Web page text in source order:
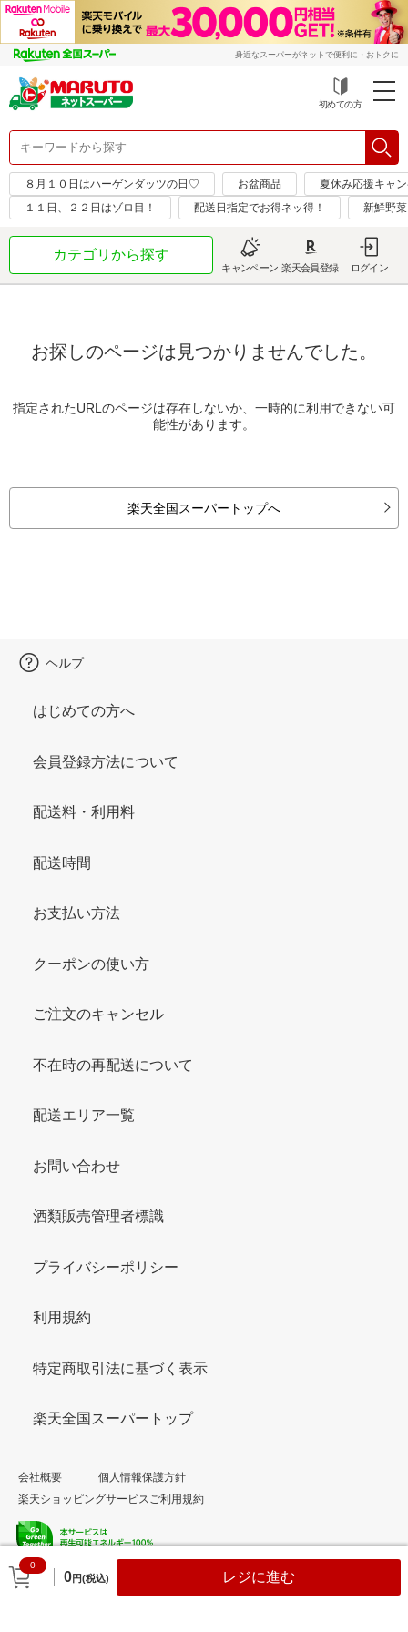
身近なスーパーがネットで便利に・おトクに
初めての方
８月１０日はハーゲンダッツの日♡ お盆商品
夏休み応援キャ
１１日、２２日はゾロ目！
配送日指定でお得ネッ得！ 新鮮野菜
カテゴリから探す
キャンペーン 楽天会員登録 ログイン
お探しのページは見つかりませんでした。
指定されたURLのページは存在しないか、一時的に利用できない可
能性があります。
楽天全国スーパートップへ
0
0円(税込) レジに進む
ヘルプ
はじめての方へ
会員登録方法について
配送料・利用料
配送時間
お支払い方法
クーポンの使い方
ご注文のキャンセル
不在時の再配送について
配送エリア一覧
お問い合わせ
酒類販売管理者標識
プライバシーポリシー
利用規約
特定商取引法に基づく表示
楽天全国スーパートップ
会社概要
個人情報保護方針
楽天ショッピングサービスご利用規約
© Rakuten Group, Inc.